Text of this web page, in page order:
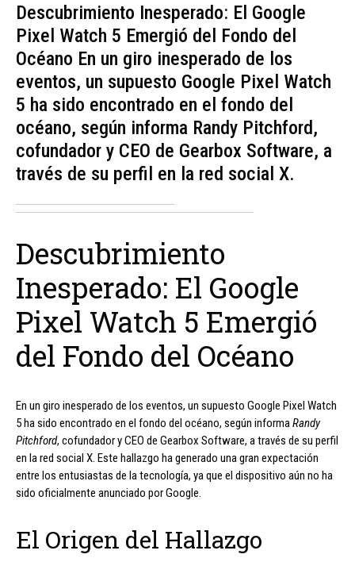
Descubrimiento Inesperado: El Google
Pixel Watch 5 Emergió del Fondo del
Océano En un giro inesperado de los
eventos, un supuesto Google Pixel Watch
5 ha sido encontrado en el fondo del
océano, según informa Randy Pitchford,
cofundador y CEO de Gearbox Software, a
través de su perfil en la red social X.
Descubrimiento
Inesperado: El Google
Pixel Watch 5 Emergió
del Fondo del Océano
En un giro inesperado de los eventos, un supuesto Google Pixel Watch
5 ha sido encontrado en el fondo del océano, según informaRandy
Pitchford, cofundador y CEO de Gearbox Software, a través de su perfil
en la red social X. Este hallazgo ha generado una gran expectación
entre los entusiastas de la tecnología, ya que el dispositivo aún no ha
sido oficialmente anunciado por Google.
El Origen del Hallazgo